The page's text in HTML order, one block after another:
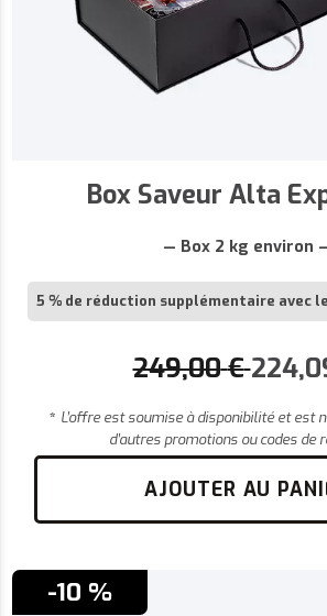
Box Saveur Alta
— Box 2 kg environ
5 % de réduction supplémentaire avec
249,00€
* L’offre est soumise à disponibilité et est
d’autres promotions ou codes de
AJOUTER AU
-10 %